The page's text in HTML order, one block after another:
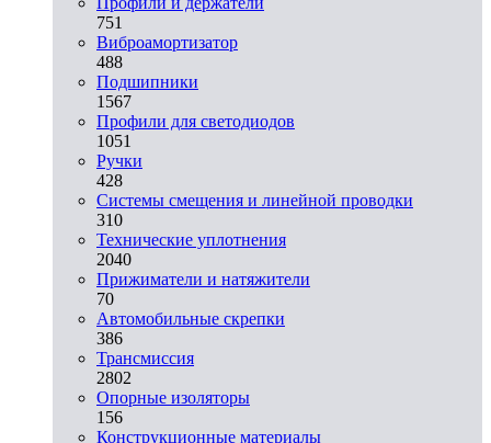
751
Виброамортизатор
488
Подшипники
1567
Профили для светодиодов
1051
Ручки
428
Системы смещения и линейной проводки
310
Технические уплотнения
2040
Прижиматели и натяжители
70
Автомобильные скрепки
386
Трансмиссия
2802
Опорные изоляторы
156
Конструкционные материалы